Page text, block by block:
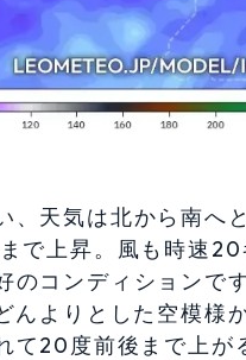
、天気は北から南へ
で上昇。風も時速
のコンディションで
んよりとした空模様
20度前後まで上が